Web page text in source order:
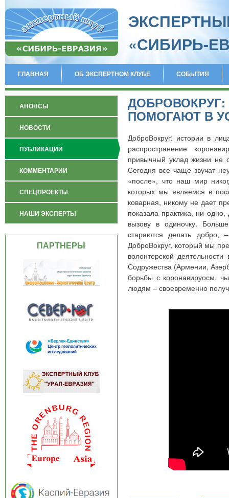
«СИБИРЬ-
ГЛАВНАЯ ОБ ЭКСПЕРТНОМ КЛУБЕ СОБЫТИЯ
АНОНСЫ
НОВОСТИ
ПУБЛИКАЦИИ
КОММЕНТАРИИ
СПЕЦПРОЕКТЫ
НАШИ ЭКСПЕРТЫ
ПАРТНЕРЫ
ПОМОГАЮТ В
ДоброВокруг: истории в
распространение
привычный уклад жизни не
Сегодня все чаще звучат
«после», что наш мир
которых мы являемся в
коварная, никому не дает
показала практика, ни
вызову в одиночку.
стараются делать добро,
ДоброВокруг, который мы
волонтерской
Содружества (Армении,
борьбы с коронавируосм,
людям – своевременно